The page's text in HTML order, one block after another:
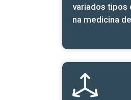
variados tipos
na medicina